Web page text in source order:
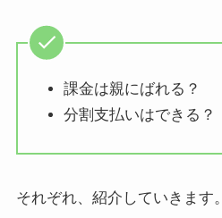
課金は親にばれる？
分割支払いはできる？
それぞれ、紹介していきます。